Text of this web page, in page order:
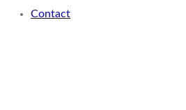
Contact